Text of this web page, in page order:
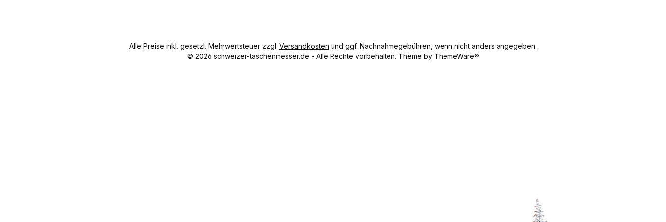
Alle Preise inkl. gesetzl. Mehrwertsteuer zzgl. Versandkosten und ggf. Nachnahmegebühren, wenn nicht anders angegeben.
© 2026 schweizer-taschenmesser.de - Alle Rechte vorbehalten. Theme by ThemeWare®